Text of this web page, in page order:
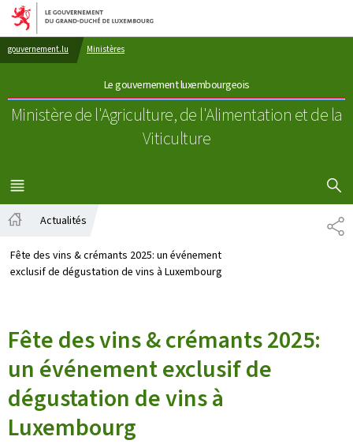
Aller au menu principal
Aller au contenu
gouvernement.lu Ministères
Le gouvernement luxembourgeois
Ministère de l'Agriculture, de l'Alimentation et de la
Viticulture
MENU
PRINCIPAL
Actualités
Fête des vins & crémants 2025: un événement
exclusif de dégustation de vins à Luxembourg
Fête des vins & crémants 2025:
un événement exclusif de
dégustation de vins à
Luxembourg